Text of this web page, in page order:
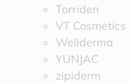
Torriden
VT Cosmetics
Wellderma
YUNJAC
zipiderm